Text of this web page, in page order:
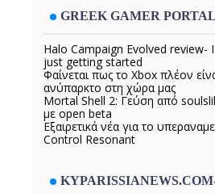
GREEK GAMER PORTAL
Halo Campaign Evolved review-
just getting started
Φαίνεται πως το Xbox πλέον
ανύπαρκτο στη χώρα μας
Mortal Shell 2: Γεύση από
με open beta
Εξαιρετικά νέα για το
Control Resonant